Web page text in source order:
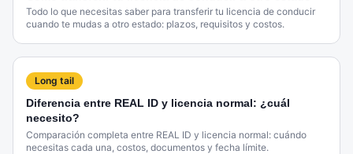
Todo lo que necesitas saber para transferir tu licencia de conducir
cuando te mudas a otro estado: plazos, requisitos y costos.
Long tail
Diferencia entre REAL ID y licencia normal: ¿cuál
necesito?
Comparación completa entre REAL ID y licencia normal: cuándo
necesitas cada una, costos, documentos y fecha límite.